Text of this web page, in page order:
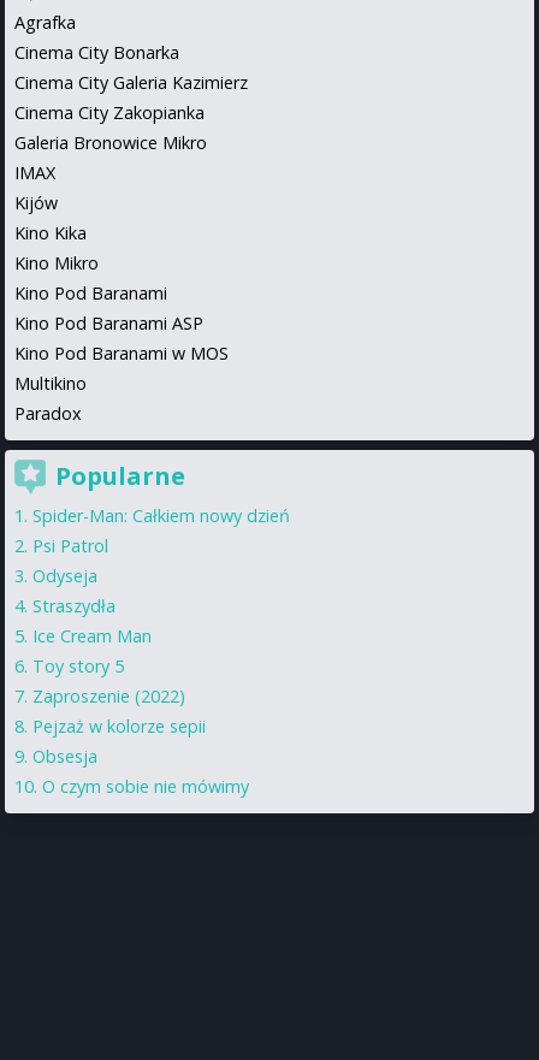
Agrafka
Cinema City Bonarka
Cinema City Galeria Kazimierz
Cinema City Zakopianka
Galeria Bronowice Mikro
IMAX
Kijów
Kino Kika
Kino Mikro
Kino Pod Baranami
Kino Pod Baranami ASP
Kino Pod Baranami w MOS
Multikino
Paradox
Popularne
Spider-Man: Całkiem nowy dzień
Psi Patrol
Odyseja
Straszydła
Ice Cream Man
Toy story 5
Zaproszenie (2022)
Pejzaż w kolorze sepii
Obsesja
O czym sobie nie mówimy